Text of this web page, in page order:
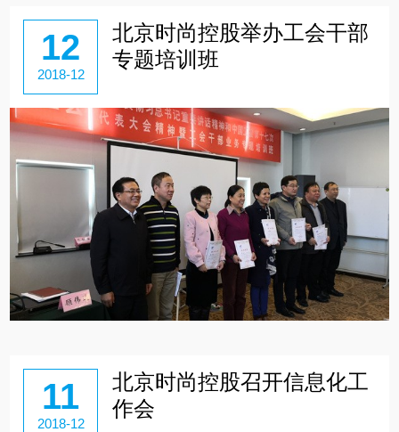
12
2018-12
北京时尚控股举办工会干部
专题培训班
11
2018-12
北京时尚控股召开信息化工
作会